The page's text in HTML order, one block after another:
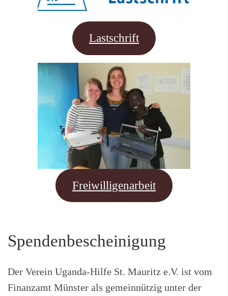
Lastschrift
Freiwilligenarbeit
Spendenbescheinigung
Der Verein Uganda-Hilfe St. Mauritz e.V. ist vom
Finanzamt Münster als gemeinnützig unter der